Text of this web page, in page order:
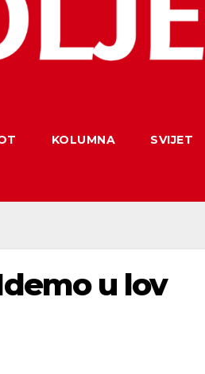
KOLUMNA SVIJET
u lov